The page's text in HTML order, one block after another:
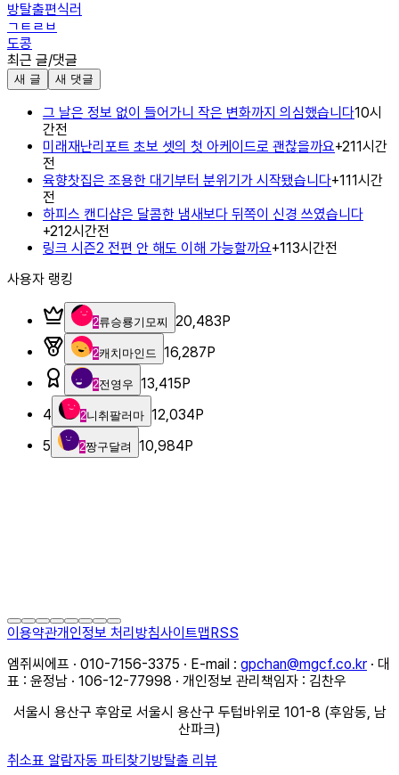
방탈출편식러
ㄱㅌㄹㅂ
도콩
최근 글/댓글
새 글 새 댓글
그 날은 정보 없이 들어가니 작은 변화까지 의심했습니다10시
간전
미래재난리포트 초보 셋의 첫 아케이드로 괜찮을까요+211시간
전
육향찻집은 조용한 대기부터 분위기가 시작됐습니다+111시간
전
하피스 캔디샵은 달콤한 냄새보다 뒤쪽이 신경 쓰였습니다
+212시간전
링크 시즌2 전편 안 해도 이해 가능할까요+113시간전
사용자 랭킹
2류승룡기모찌 20,483P
2캐치마인드 16,287P
2전영우 13,415P
4
2니취팔러마 12,034P
5
2짱구달려 10,984P
이용약관개인정보 처리방침사이트맵RSS
엠쥐씨에프 · 010-7156-3375 · E-mail : gpchan@mgcf.co.kr · 대
표 : 윤정남 · 106-12-77998 · 개인정보 관리책임자 : 김찬우
서울시 용산구 후암로 서울시 용산구 두텁바위로 101-8 (후암동, 남
산파크)
취소표 알람자동 파티찾기방탈출 리뷰